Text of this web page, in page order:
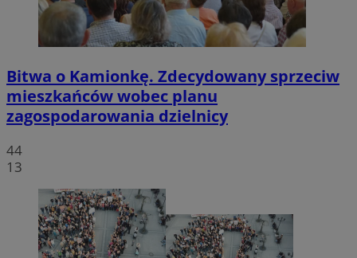
Bitwa o Kamionkę. Zdecydowany sprzeciw
mieszkańców wobec planu
zagospodarowania dzielnicy
44
13